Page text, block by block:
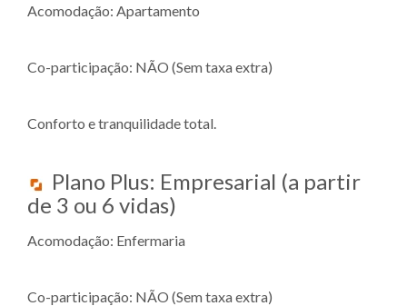
Acomodação: Apartamento
Co-participação: NÃO (Sem taxa extra)
Conforto e tranquilidade total.
Plano Plus: Empresarial (a partir
de 3 ou 6 vidas)
Acomodação: Enfermaria
Co-participação: NÃO (Sem taxa extra)